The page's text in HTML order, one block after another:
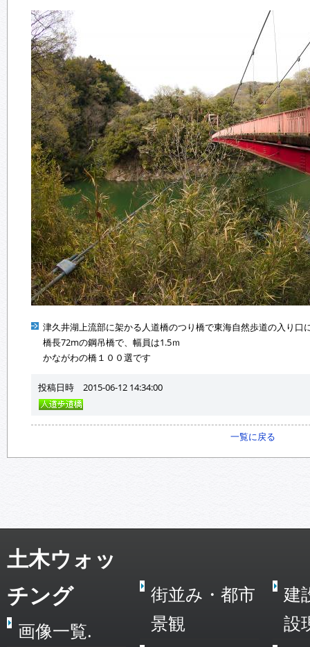
津久井湖上流部に架かる人道橋のつり橋で東海自然歩道の入り口
橋長72mの鋼吊橋で、幅員は1.5ｍ
かながわの橋１００選です
投稿日時 2015-06-12 14:34:00
一覧に戻る
土木ウォッ
チング
画像一覧.
街並み・都市
景観
建
設